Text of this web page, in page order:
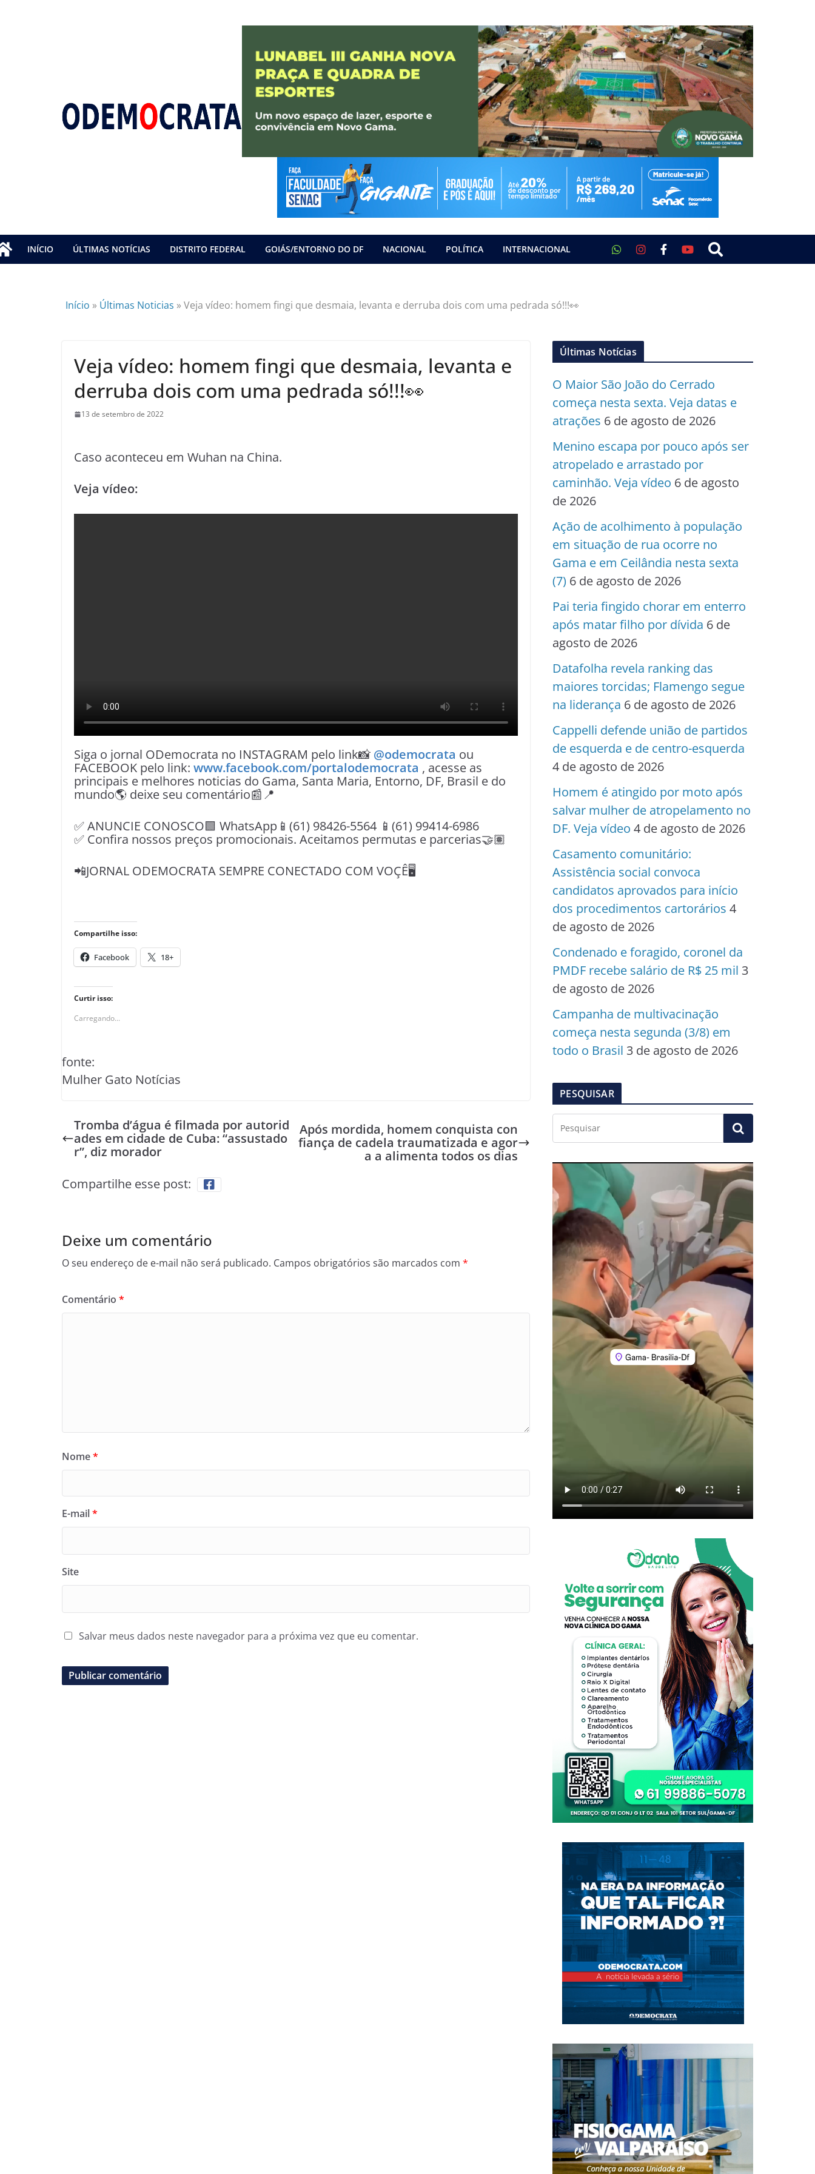
INÍCIO ÚLTIMAS NOTÍCIAS DISTRITO FEDERAL GOIÁS/ENTORNO DO DF NACIONAL POLÍTICA INTERNACIONAL
Início » Últimas Noticias »Veja vídeo: homem fingi que desmaia, levanta e derruba dois com uma pedrada só!!!👀
Veja vídeo: homem fingi que desmaia, levanta e
derruba dois com uma pedrada só!!!👀
13 de setembro de 2022
Caso aconteceu em Wuhan na China.
Veja vídeo:
Siga o jornal ODemocrata no INSTAGRAM pelo link📸 @odemocrata ou
FACEBOOK pelo link: www.facebook.com/portalodemocrata , acesse as
principais e melhores noticias do Gama, Santa Maria, Entorno, DF, Brasil e do
mundo🌎 deixe seu comentário📰📍
✅ ANUNCIE CONOSCO🟩 WhatsApp📱(61) 98426-5564 📱(61) 99414-6986
✅ Confira nossos preços promocionais. Aceitamos permutas e parcerias🤝🏽
📲JORNAL ODEMOCRATA SEMPRE CONECTADO COM VOÇÊ🖥️
Compartilhe isso:
Facebook 18+
Curtir isso:
Carregando...
fonte:
Mulher Gato Notícias
Tromba d’água é filmada por autorid
ades em cidade de Cuba: “assustado
r”, diz morador
Após mordida, homem conquista con
fiança de cadela traumatizada e agor
a a alimenta todos os dias
Compartilhe esse post:
Deixe um comentário
O seu endereço de e-mail não será publicado. Campos obrigatórios são marcados com *
Comentário *
Nome*
E-mail*
Site
Salvar meus dados neste navegador para a próxima vez que eu comentar.
Últimas Notícias
O Maior São João do Cerrado
começa nesta sexta. Veja datas e
atrações 6 de agosto de 2026
Menino escapa por pouco após ser
atropelado e arrastado por
caminhão. Veja vídeo 6 de agosto
de 2026
Ação de acolhimento à população
em situação de rua ocorre no
Gama e em Ceilândia nesta sexta
(7) 6 de agosto de 2026
Pai teria fingido chorar em enterro
após matar filho por dívida 6 de
agosto de 2026
Datafolha revela ranking das
maiores torcidas; Flamengo segue
na liderança 6 de agosto de 2026
Cappelli defende união de partidos
de esquerda e de centro-esquerda
4 de agosto de 2026
Homem é atingido por moto após
salvar mulher de atropelamento no
DF. Veja vídeo 4 de agosto de 2026
Casamento comunitário:
Assistência social convoca
candidatos aprovados para início
dos procedimentos cartorários 4
de agosto de 2026
Condenado e foragido, coronel da
PMDF recebe salário de R$ 25 mil 3
de agosto de 2026
Campanha de multivacinação
começa nesta segunda (3/8) em
todo o Brasil 3 de agosto de 2026
PESQUISAR